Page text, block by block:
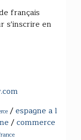
français
s'inscrire en
/espagne a l
/commerce